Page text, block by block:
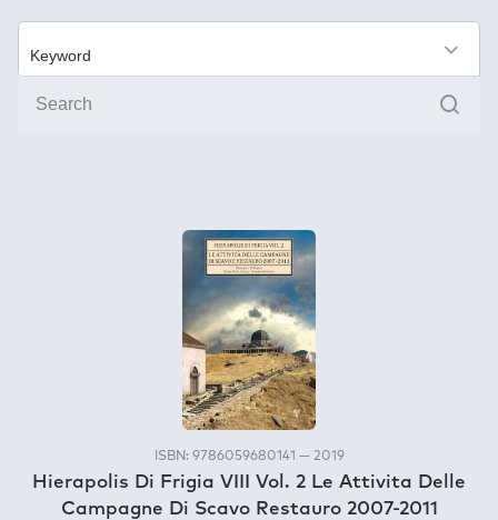
Off-Campus Access
FAQ
ISBN: 9786059680141 — 2019
Hierapolis Di Frigia VIII Vol. 2 Le Attivita Delle
Campagne Di Scavo Restauro 2007-2011